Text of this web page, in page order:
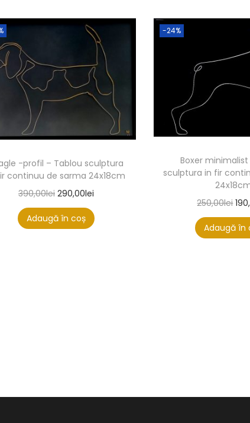
-profil – Tablou sculptura
continuu de sarma 24x18cm
390,00lei 290,00lei
Adaugă în coș
-24%
Boxer
sculptura in fir
250,00lei
Adaugă în